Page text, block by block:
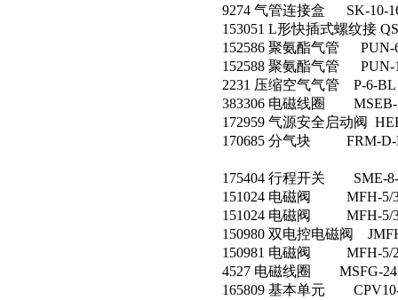
9274 气管连接盒 SK-10-
153051 L形快插式螺纹接
152586 聚氨酯气管 PUN-
152588 聚氨酯气管 PUN-
2231 压缩空气气管 P-6-BL
383306 电磁线圈 MSEB-
172959 气源安全启动阀
170685 分气块 FRM-D-
175404 行程开关 SME-8-
151024 电磁阀 MFH-5/
151024 电磁阀 MFH-5/
150980 双电控电磁阀
150981 电磁阀 MFH-5/
4527 电磁线圈 MSFG-
165809 基本单元 CPV10-